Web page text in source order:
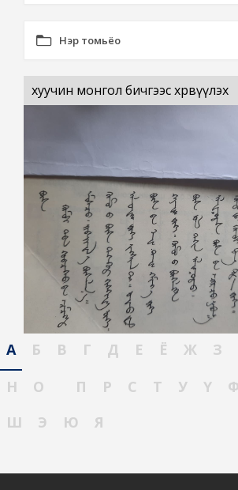
Нэр томьёо
хуучин монгол бичгээс хөрвүүлэх
А Б В Г Д Е Ё Ж З
Н
О П Р С Т У Ү Ф
Ш
Э Ю Я